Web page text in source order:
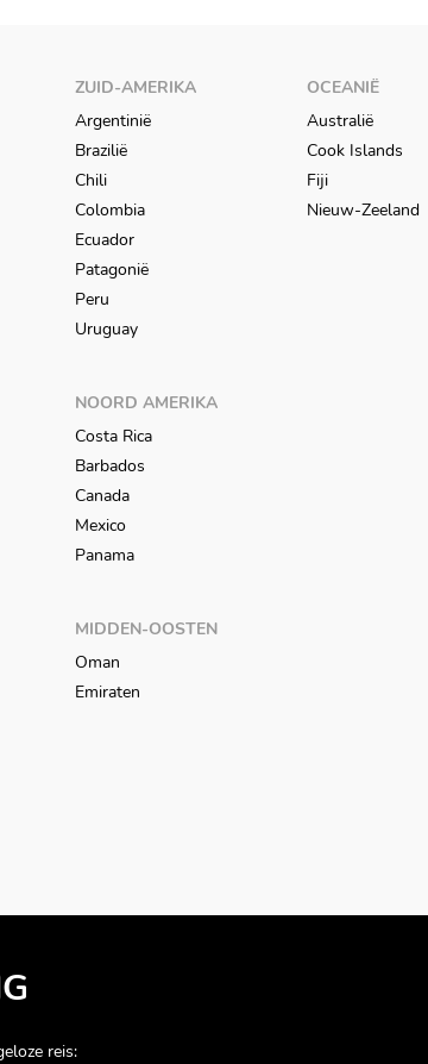
ZUID-AMERIKA
Argentinië
Brazilië
Chili
Colombia
Ecuador
Patagonië
Peru
Uruguay
NOORD AMERIKA
Costa Rica
Barbados
Canada
Mexico
Panama
MIDDEN-OOSTEN
Oman
Emiraten
OCEANIË
Australië
Cook Islands
Fiji
Nieuw-Zeeland
reis: